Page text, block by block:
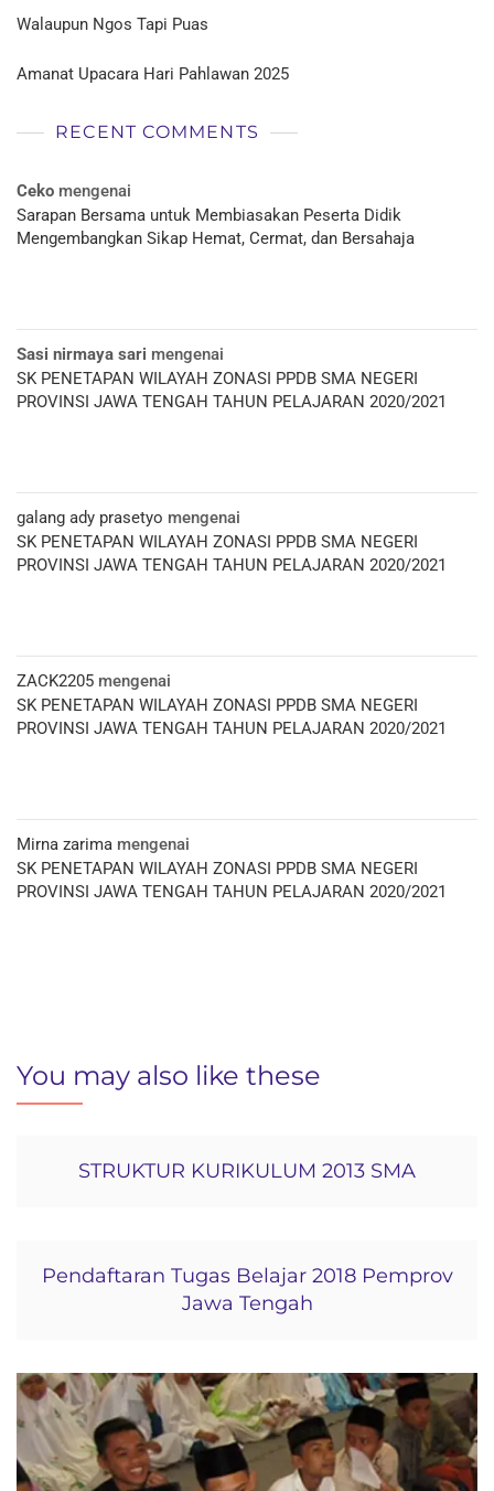
Walaupun Ngos Tapi Puas
Amanat Upacara Hari Pahlawan 2025
RECENT COMMENTS
Ceko mengenai
Sarapan Bersama untuk Membiasakan Peserta Didik
Mengembangkan Sikap Hemat, Cermat, dan Bersahaja
Sasi nirmaya sari mengenai
SK PENETAPAN WILAYAH ZONASI PPDB SMA NEGERI
PROVINSI JAWA TENGAH TAHUN PELAJARAN 2020/2021
galang ady prasetyo mengenai
SK PENETAPAN WILAYAH ZONASI PPDB SMA NEGERI
PROVINSI JAWA TENGAH TAHUN PELAJARAN 2020/2021
ZACK2205 mengenai
SK PENETAPAN WILAYAH ZONASI PPDB SMA NEGERI
PROVINSI JAWA TENGAH TAHUN PELAJARAN 2020/2021
Mirna zarima mengenai
SK PENETAPAN WILAYAH ZONASI PPDB SMA NEGERI
PROVINSI JAWA TENGAH TAHUN PELAJARAN 2020/2021
You may also like these
STRUKTUR KURIKULUM 2013 SMA
Pendaftaran Tugas Belajar 2018 Pemprov
Jawa Tengah